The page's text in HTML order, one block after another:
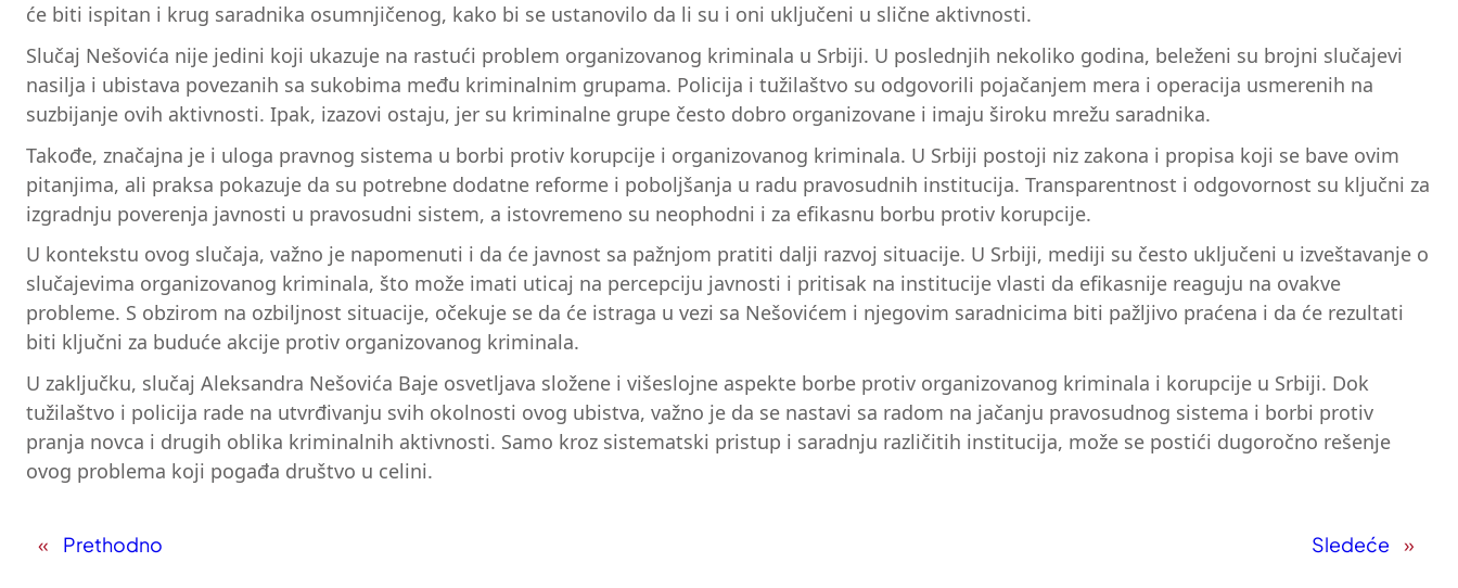
će biti ispitan i krug saradnika osumnjičenog, kako bi se ustanovilo da li su i oni uključeni u slične aktivnosti.
Slučaj Nešovića nije jedini koji ukazuje na rastući problem organizovanog kriminala u Srbiji. U poslednjih nekoliko godina, beleženi su brojni slučajevi
nasilja i ubistava povezanih sa sukobima među kriminalnim grupama. Policija i tužilaštvo su odgovorili pojačanjem mera i operacija usmerenih na
suzbijanje ovih aktivnosti. Ipak, izazovi ostaju, jer su kriminalne grupe često dobro organizovane i imaju široku mrežu saradnika.
Takođe, značajna je i uloga pravnog sistema u borbi protiv korupcije i organizovanog kriminala. U Srbiji postoji niz zakona i propisa koji se bave ovim
pitanjima, ali praksa pokazuje da su potrebne dodatne reforme i poboljšanja u radu pravosudnih institucija. Transparentnost i odgovornost su ključni za
izgradnju poverenja javnosti u pravosudni sistem, a istovremeno su neophodni i za efikasnu borbu protiv korupcije.
U kontekstu ovog slučaja, važno je napomenuti i da će javnost sa pažnjom pratiti dalji razvoj situacije. U Srbiji, mediji su često uključeni u izveštavanje o
slučajevima organizovanog kriminala, što može imati uticaj na percepciju javnosti i pritisak na institucije vlasti da efikasnije reaguju na ovakve
probleme. S obzirom na ozbiljnost situacije, očekuje se da će istraga u vezi sa Nešovićem i njegovim saradnicima biti pažljivo praćena i da će rezultati
biti ključni za buduće akcije protiv organizovanog kriminala.
U zaključku, slučaj Aleksandra Nešovića Baje osvetljava složene i višeslojne aspekte borbe protiv organizovanog kriminala i korupcije u Srbiji. Dok
tužilaštvo i policija rade na utvrđivanju svih okolnosti ovog ubistva, važno je da se nastavi sa radom na jačanju pravosudnog sistema i borbi protiv
pranja novca i drugih oblika kriminalnih aktivnosti. Samo kroz sistematski pristup i saradnju različitih institucija, može se postići dugoročno rešenje
ovog problema koji pogađa društvo u celini.
« Prethodno Sledeće »